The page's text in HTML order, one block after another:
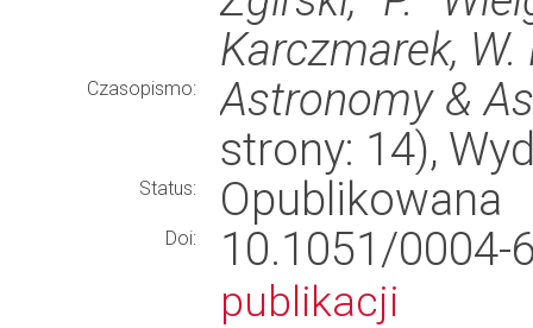
Karczmarek,
Czasopismo:
Astronomy &
strony: 14),
Status: Opublikowana
Doi: 10.1051/
publikacji